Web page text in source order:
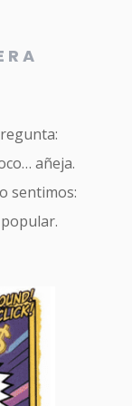
añeja.
sentimos: